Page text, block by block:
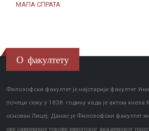
МАПА СПРАТА
О факултету
Филозофски факултет је најстарији факултет
почеци сежу у 1838. годину када је актом кнеза
основан Лицеј. Данас је Филозофски факултет
све савремене токове европског академског